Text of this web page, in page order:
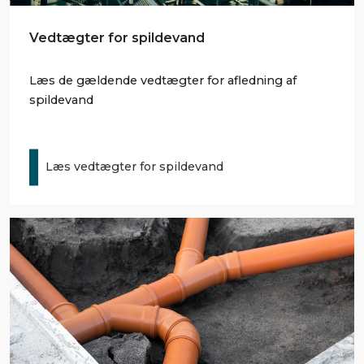
Vedtægter for spildevand
Læs de gældende vedtægter for afledning af
spildevand
Læs vedtægter for spildevand